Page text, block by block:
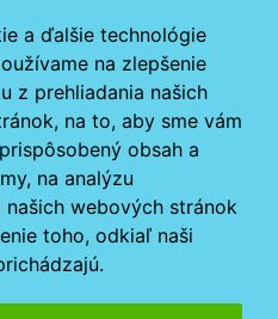
a ďalšie technológie
na zlepšenie
z prehliadania našich
na to, aby sme vám
obsah a
na analýzu
našich webových stránok
toho, odkiaľ naši
od 8. do 17. hod.